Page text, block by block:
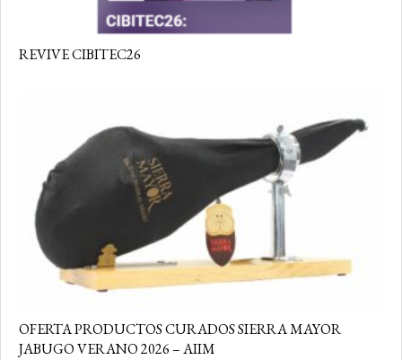
REVIVE CIBITEC26
OFERTA PRODUCTOS CURADOS SIERRA MAYOR
JABUGO VERANO 2026 – AIIM